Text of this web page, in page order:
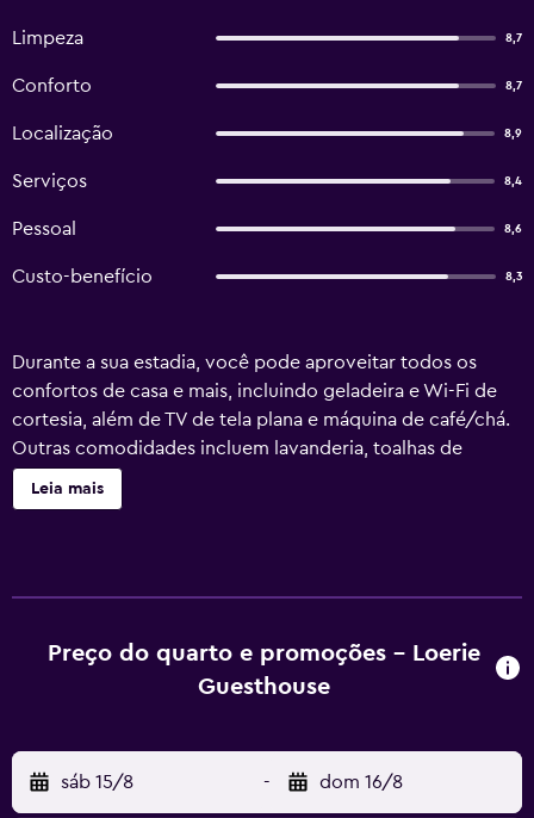
Limpeza 8,7
Conforto 8,7
Localização 8,9
Serviços 8,4
Pessoal 8,6
Custo-benefício 8,3
Durante a sua estadia, você pode aproveitar todos os
confortos de casa e mais, incluindo geladeira e Wi-Fi de
cortesia, além de TV de tela plana e máquina de café/chá.
Outras comodidades incluem lavanderia, toalhas de
banho, chaleira elétrica e ventilador portátil.
Leia mais
Preço do quarto e promoções - Loerie
Guesthouse
sáb 15/8 - dom 16/8